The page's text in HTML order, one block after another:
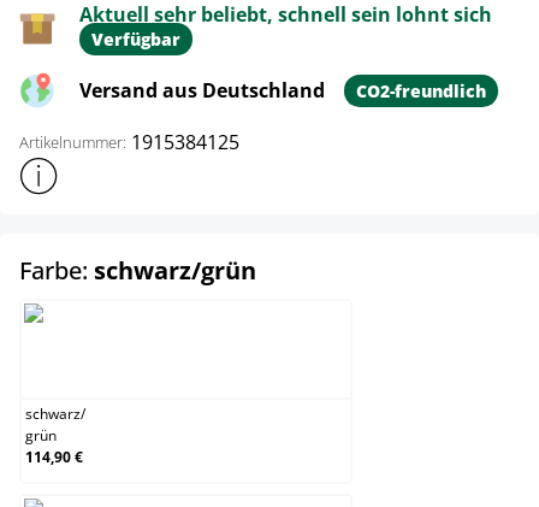
Aktuell sehr beliebt, schnell sein lohnt sich
Verfügbar
Versand aus Deutschland CO2-freundlich
Artikelnummer: 1915384125
Weitere Produktinformationen anzeigen
Farbe: schwarz/grün
schwarz/
grün
114,90 €